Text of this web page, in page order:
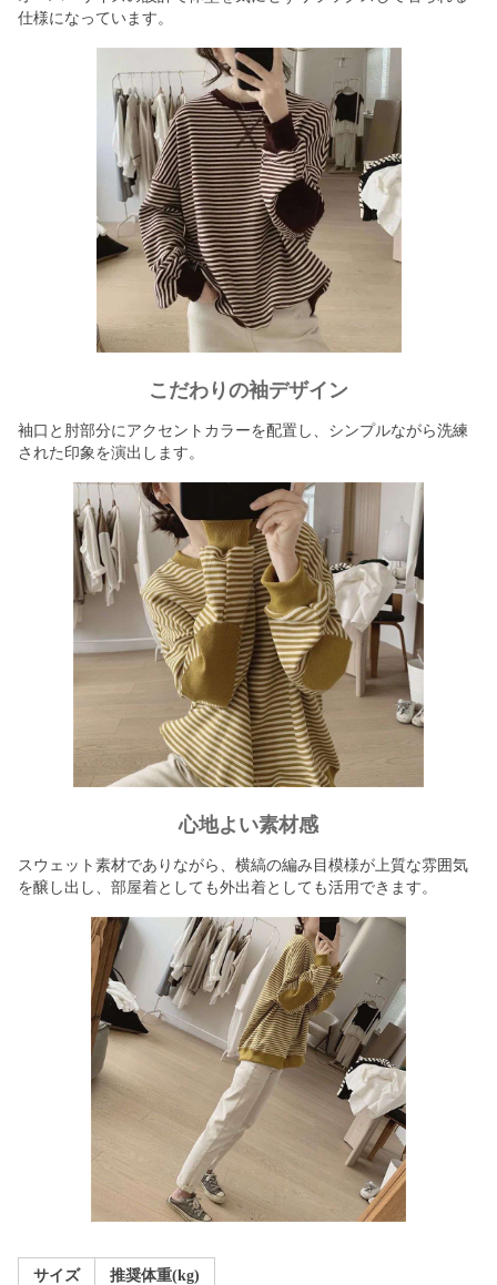
仕様になっています。
こだわりの袖デザイン
袖口と肘部分にアクセントカラーを配置し、シンプルながら洗練
された印象を演出します。
心地よい素材感
スウェット素材でありながら、横縞の編み目模様が上質な雰囲気
を醸し出し、部屋着としても外出着としても活用できます。
サイズ 推奨体重(kg)